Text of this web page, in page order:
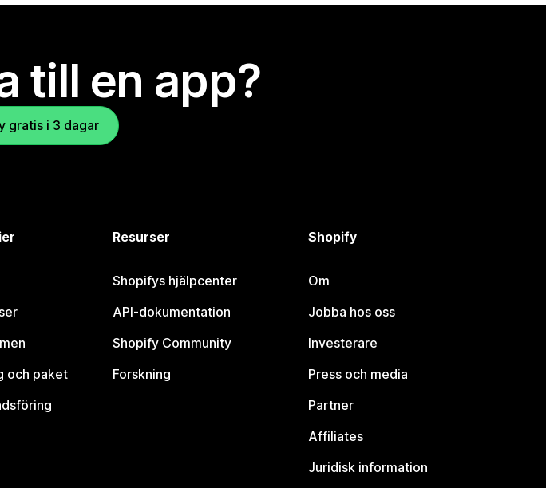
till en app?
gratis i 3 dagar
och paket
Resurser
Shopifys hjälpcenter
API-dokumentation
Shopify Community
Forskning
Shopify
Om
Jobba hos oss
Investerare
Press och media
Partner
Affiliates
Juridisk information